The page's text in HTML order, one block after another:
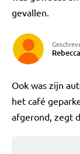
gevallen.
Ook was zijn
het café
afgerond, zegt